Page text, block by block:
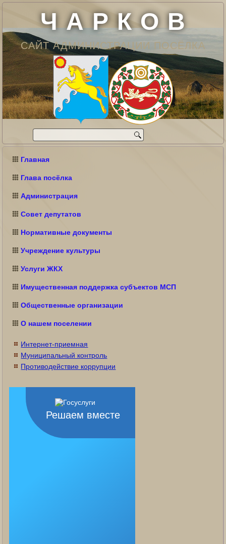
Ч А Р К О В
САЙТ АДМИНИСТРАЦИИ ПОСЁЛКА
Главная
Глава посёлка
Администрация
Совет депутатов
Нормативные документы
Учреждение культуры
Услуги ЖКХ
Имущественная поддержка субъектов МСП
Общественные организации
О нашем поселении
Интернет-приемная
Муниципальный контроль
Противодействие коррупции
Решаем вместе